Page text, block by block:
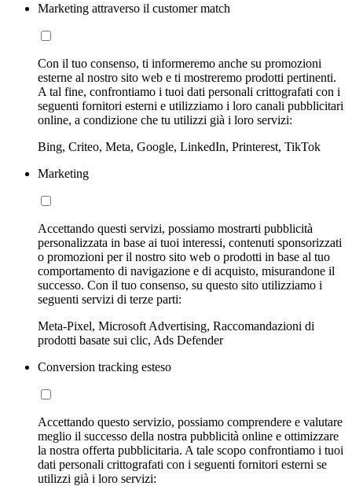
Marketing attraverso il customer match
Con il tuo consenso, ti informeremo anche su promozioni
esterne al nostro sito web e ti mostreremo prodotti pertinenti.
A tal fine, confrontiamo i tuoi dati personali crittografati con i
seguenti fornitori esterni e utilizziamo i loro canali pubblicitari
online, a condizione che tu utilizzi già i loro servizi:
Bing, Criteo, Meta, Google, LinkedIn, Printerest, TikTok
Marketing
Accettando questi servizi, possiamo mostrarti pubblicità
personalizzata in base ai tuoi interessi, contenuti sponsorizzati
o promozioni per il nostro sito web o prodotti in base al tuo
comportamento di navigazione e di acquisto, misurandone il
successo. Con il tuo consenso, su questo sito utilizziamo i
seguenti servizi di terze parti:
Meta-Pixel, Microsoft Advertising, Raccomandazioni di
prodotti basate sui clic, Ads Defender
Conversion tracking esteso
Accettando questo servizio, possiamo comprendere e valutare
meglio il successo della nostra pubblicità online e ottimizzare
la nostra offerta pubblicitaria. A tale scopo confrontiamo i tuoi
dati personali crittografati con i seguenti fornitori esterni se
utilizzi già i loro servizi: